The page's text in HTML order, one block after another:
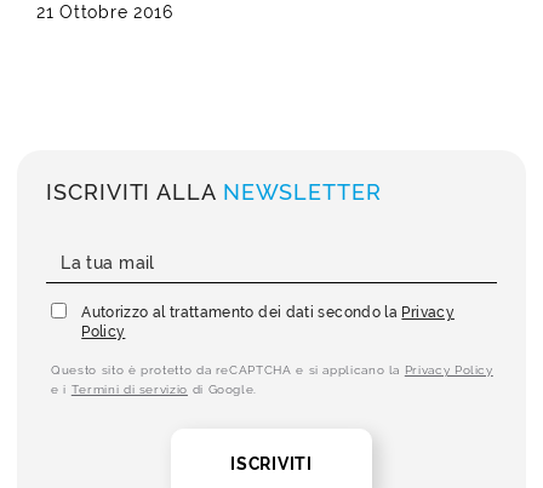
21 Ottobre 2016
ISCRIVITI ALLA NEWSLETTER
Autorizzo al trattamento dei dati secondo la Privacy
Policy
Questo sito è protetto da reCAPTCHA e si applicano la Privacy Policy
e i Termini di servizio di Google.
ISCRIVITI